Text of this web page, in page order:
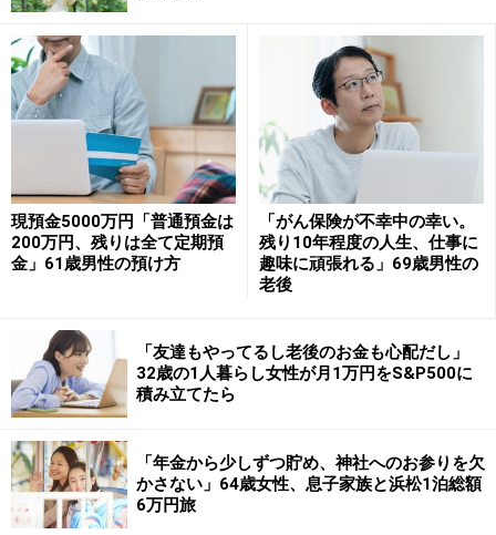
返済にあたって「はじめは、1カ月1万円程度しか返せな
かった」そうですが「フリーランスの仕事なので、大き
な仕事が入ってきた時に残金をまとめて返した」とのこ
と。
返済時の工夫について伺うと「工夫できることは特にな
いですが、金利が高いから、まとまったお金が入ったら
すぐに返そうとは考えてました」とコメントがありま
す。
いっぽうで返済中は「金利が高いので通帳を見るのはか
なりのストレスになりました。いつ返し終わるかいつも
不安でした」と心労があった様子。
そのため完済した際には「毎月の金利を考えたら少し楽
になったな、という気持ちでした。やっと返せたって気
持ちでした」と当時を振り返ります。
現預金5000万円「普通預金は
200万円、残りは全て定期預
金」61歳男性の預け方
「がん保険が不幸中の幸い。
残り10年程度の人生、仕事に
趣味に頑張れる」69歳男性の
老後
「友達もやってるし老後のお金も心配だし」
32歳の1人暮らし女性が月1万円をS&P500に
積み立てたら
「年金から少しずつ貯め、神社へのお参りを欠
かさない」64歳女性、息子家族と浜松1泊総額
6万円旅